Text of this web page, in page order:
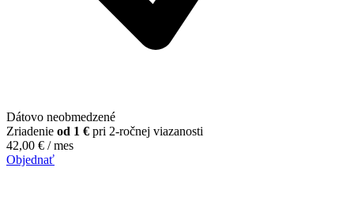
Dátovo neobmedzené
Zriadenie od 1 € pri 2-ročnej viazanosti
42,00 € / mes
Objednať